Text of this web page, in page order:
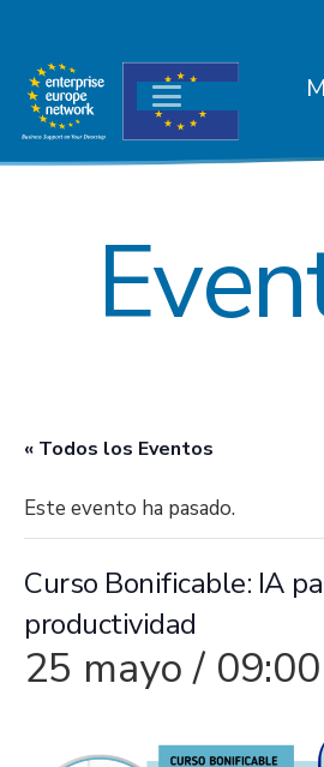
« Todos los Eventos
Este evento ha pasado.
Curso Bonificable: IA
productividad
25 mayo / 09:00